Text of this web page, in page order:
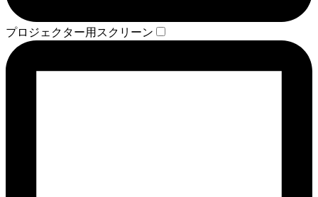
プロジェクター用スクリーン